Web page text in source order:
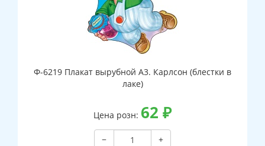
Ф-6219 Плакат вырубной А3. Карлсон (блестки в
лаке)
Цена розн: 62 ₽
−
+